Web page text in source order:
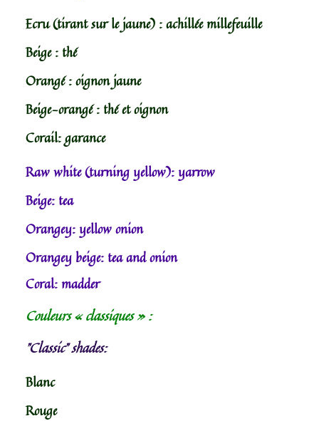
Ecru (tirant sur le jaune) : achillée millefeuille
Beige : thé
Orangé : oignon jaune
Beige-orangé : thé et oignon
Corail: garance
Raw white (turning yellow): yarrow
Beige: tea
Orangey: yellow onion
Orangey beige: tea and onion
Coral: madder
Couleurs « classiques » :
"Classic" shades:
Blanc
Rouge